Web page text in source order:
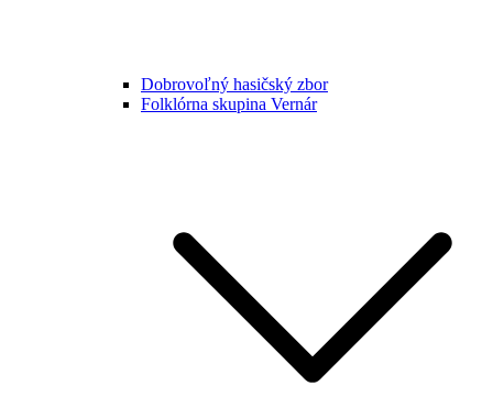
Dobrovoľný hasičský zbor
Folklórna skupina Vernár